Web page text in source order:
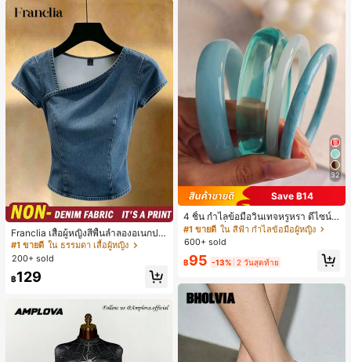
Franclia เสื้อผู้หญิงสีพื้นลำลองอเนกปร
ะสงค์สำหรับใส่ประจำวัน
#1 ขายดี ใน ธรรมดา เสื้อผู้หญิง
เกือบหมดแล้ว!
#1 ขายดี ใน ธรรมดา เสื้อผู้หญิง
เกือบหมดแล้ว!
#1 ขายดี ใน ธรรมดา เสื้อผู้หญิง
เกือบหมดแล้ว!
#1 ขายดี
200+ sold
฿129
32
Save ฿14
4 ชิ้น กำไลข้อมือวินเทจหรูหรา ดีไซน์มิ
นิมอลแฟชั่น เหมาะสำหรับใส่ในชีวิตปร
ะจำวัน อะคริลิก เหมาะสำหรับใส่ในชีวิ
รับผู้หญิง
#1 ขายดี ใน สีฟ้า กำไลข้อมือผู้หญิง
600+ sold
฿95 -13% 2 วันสุดท้าย